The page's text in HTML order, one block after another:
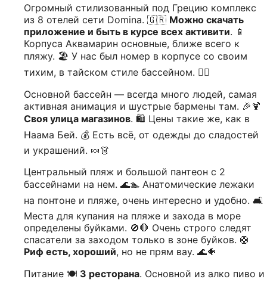
Огромный стилизованный под Грецию комплекс
из 8 отелей сети Domina. 🇬🇷 Можно скачать
приложение и быть в курсе всех активити. 📱
Корпуса Аквамарин основные, ближе всего к
пляжу. 🏖️ У нас был номер в корпусе со своим
тихим, в тайском стиле бассейном. 🏊‍♂️
Основной бассейн — всегда много людей, самая
активная анимация и шустрые бармены там. 🎉🍹
Своя улица магазинов. 🛍️ Цены такие же, как в
Наама Бей. 💰 Есть всё, от одежды до сладостей
и украшений. 🍬👗
Центральный пляж и большой пантеон с 2
бассейнами на нем. 🌊🏊 Анатомические лежаки
на понтоне и пляже, очень интересно и удобно. 🛋️
Места для купания на пляже и захода в море
определены буйками. 🚫🛑 Очень строго следят
спасатели за заходом только в зоне буйков. 🛟
Риф есть, хороший, но не прям вау. 🌊🐠
Питание 🍽️ 3 ресторана. Основной из алко пиво и